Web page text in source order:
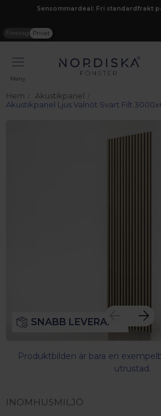
Sensommardeal: Fri standardfrakt
Företag Privat
Meny
Hem
Akustikpanel
Akustikpanel Ljus Valnöt Svart Filt
SNABB LEVERANS
Produktbilden är bara en
utrustad.
INOMHUSMILJÖ